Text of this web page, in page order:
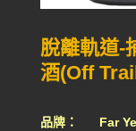
脫離軌道-
酒(Off
品牌： Far